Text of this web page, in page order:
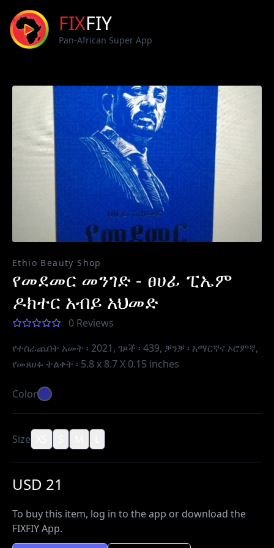
FIXFIY
Pan-African Super App
Ethio Beauty Shop
የመደመር መንገድ - ፀሀፊ ፒኤም
ዶክተር አብይ አህመድ
0 Reviews
የተሰራጨበት አመት ፡ 2021, ገጾች ፡ 439, ቓንቓ ፡ አማርኛና ኦሮምኛ,
የመጸሀፉ ትልቀት ፡ 5.8 x 8.7 X 0.15 inches
Color
Size
USD 21
To buy this item, log in to the app or download the
FIXFIY App.